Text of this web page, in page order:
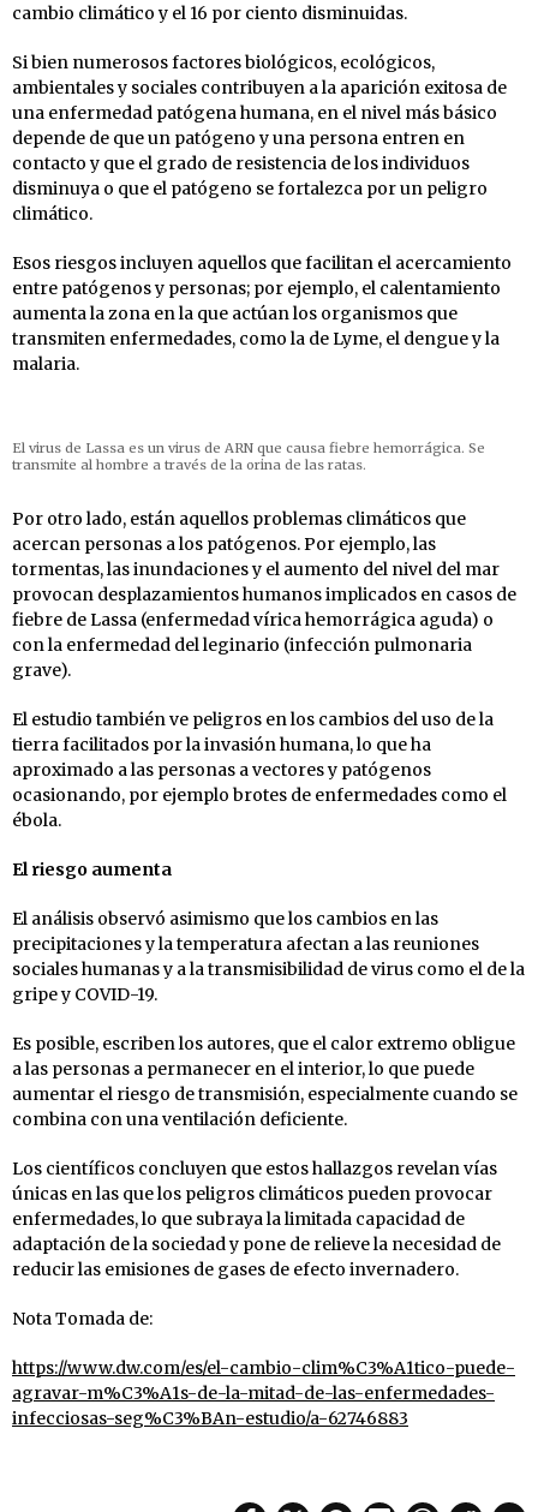
cambio climático y el 16 por ciento disminuidas.
Si bien numerosos factores biológicos, ecológicos,
ambientales y sociales contribuyen a la aparición exitosa de
una enfermedad patógena humana, en el nivel más básico
depende de que un patógeno y una persona entren en
contacto y que el grado de resistencia de los individuos
disminuya o que el patógeno se fortalezca por un peligro
climático.
Esos riesgos incluyen aquellos que facilitan el acercamiento
entre patógenos y personas; por ejemplo, el calentamiento
aumenta la zona en la que actúan los organismos que
transmiten enfermedades, como la de Lyme, el dengue y la
malaria.
El virus de Lassa es un virus de ARN que causa fiebre hemorrágica. Se
transmite al hombre a través de la orina de las ratas.
Por otro lado, están aquellos problemas climáticos que
acercan personas a los patógenos. Por ejemplo, las
tormentas, las inundaciones y el aumento del nivel del mar
provocan desplazamientos humanos implicados en casos de
fiebre de Lassa (enfermedad vírica hemorrágica aguda) o
con la enfermedad del leginario (infección pulmonaria
grave).
El estudio también ve peligros en los cambios del uso de la
tierra facilitados por la invasión humana, lo que ha
aproximado a las personas a vectores y patógenos
ocasionando, por ejemplo brotes de enfermedades como el
ébola.
El riesgo aumenta
El análisis observó asimismo que los cambios en las
precipitaciones y la temperatura afectan a las reuniones
sociales humanas y a la transmisibilidad de virus como el de la
gripe y COVID-19.
Es posible, escriben los autores, que el calor extremo obligue
a las personas a permanecer en el interior, lo que puede
aumentar el riesgo de transmisión, especialmente cuando se
combina con una ventilación deficiente.
Los científicos concluyen que estos hallazgos revelan vías
únicas en las que los peligros climáticos pueden provocar
enfermedades, lo que subraya la limitada capacidad de
adaptación de la sociedad y pone de relieve la necesidad de
reducir las emisiones de gases de efecto invernadero.
Nota Tomada de:
https://www.dw.com/es/el-cambio-clim%C3%A1tico-puede-
agravar-m%C3%A1s-de-la-mitad-de-las-enfermedades-
infecciosas-seg%C3%BAn-estudio/a-62746883